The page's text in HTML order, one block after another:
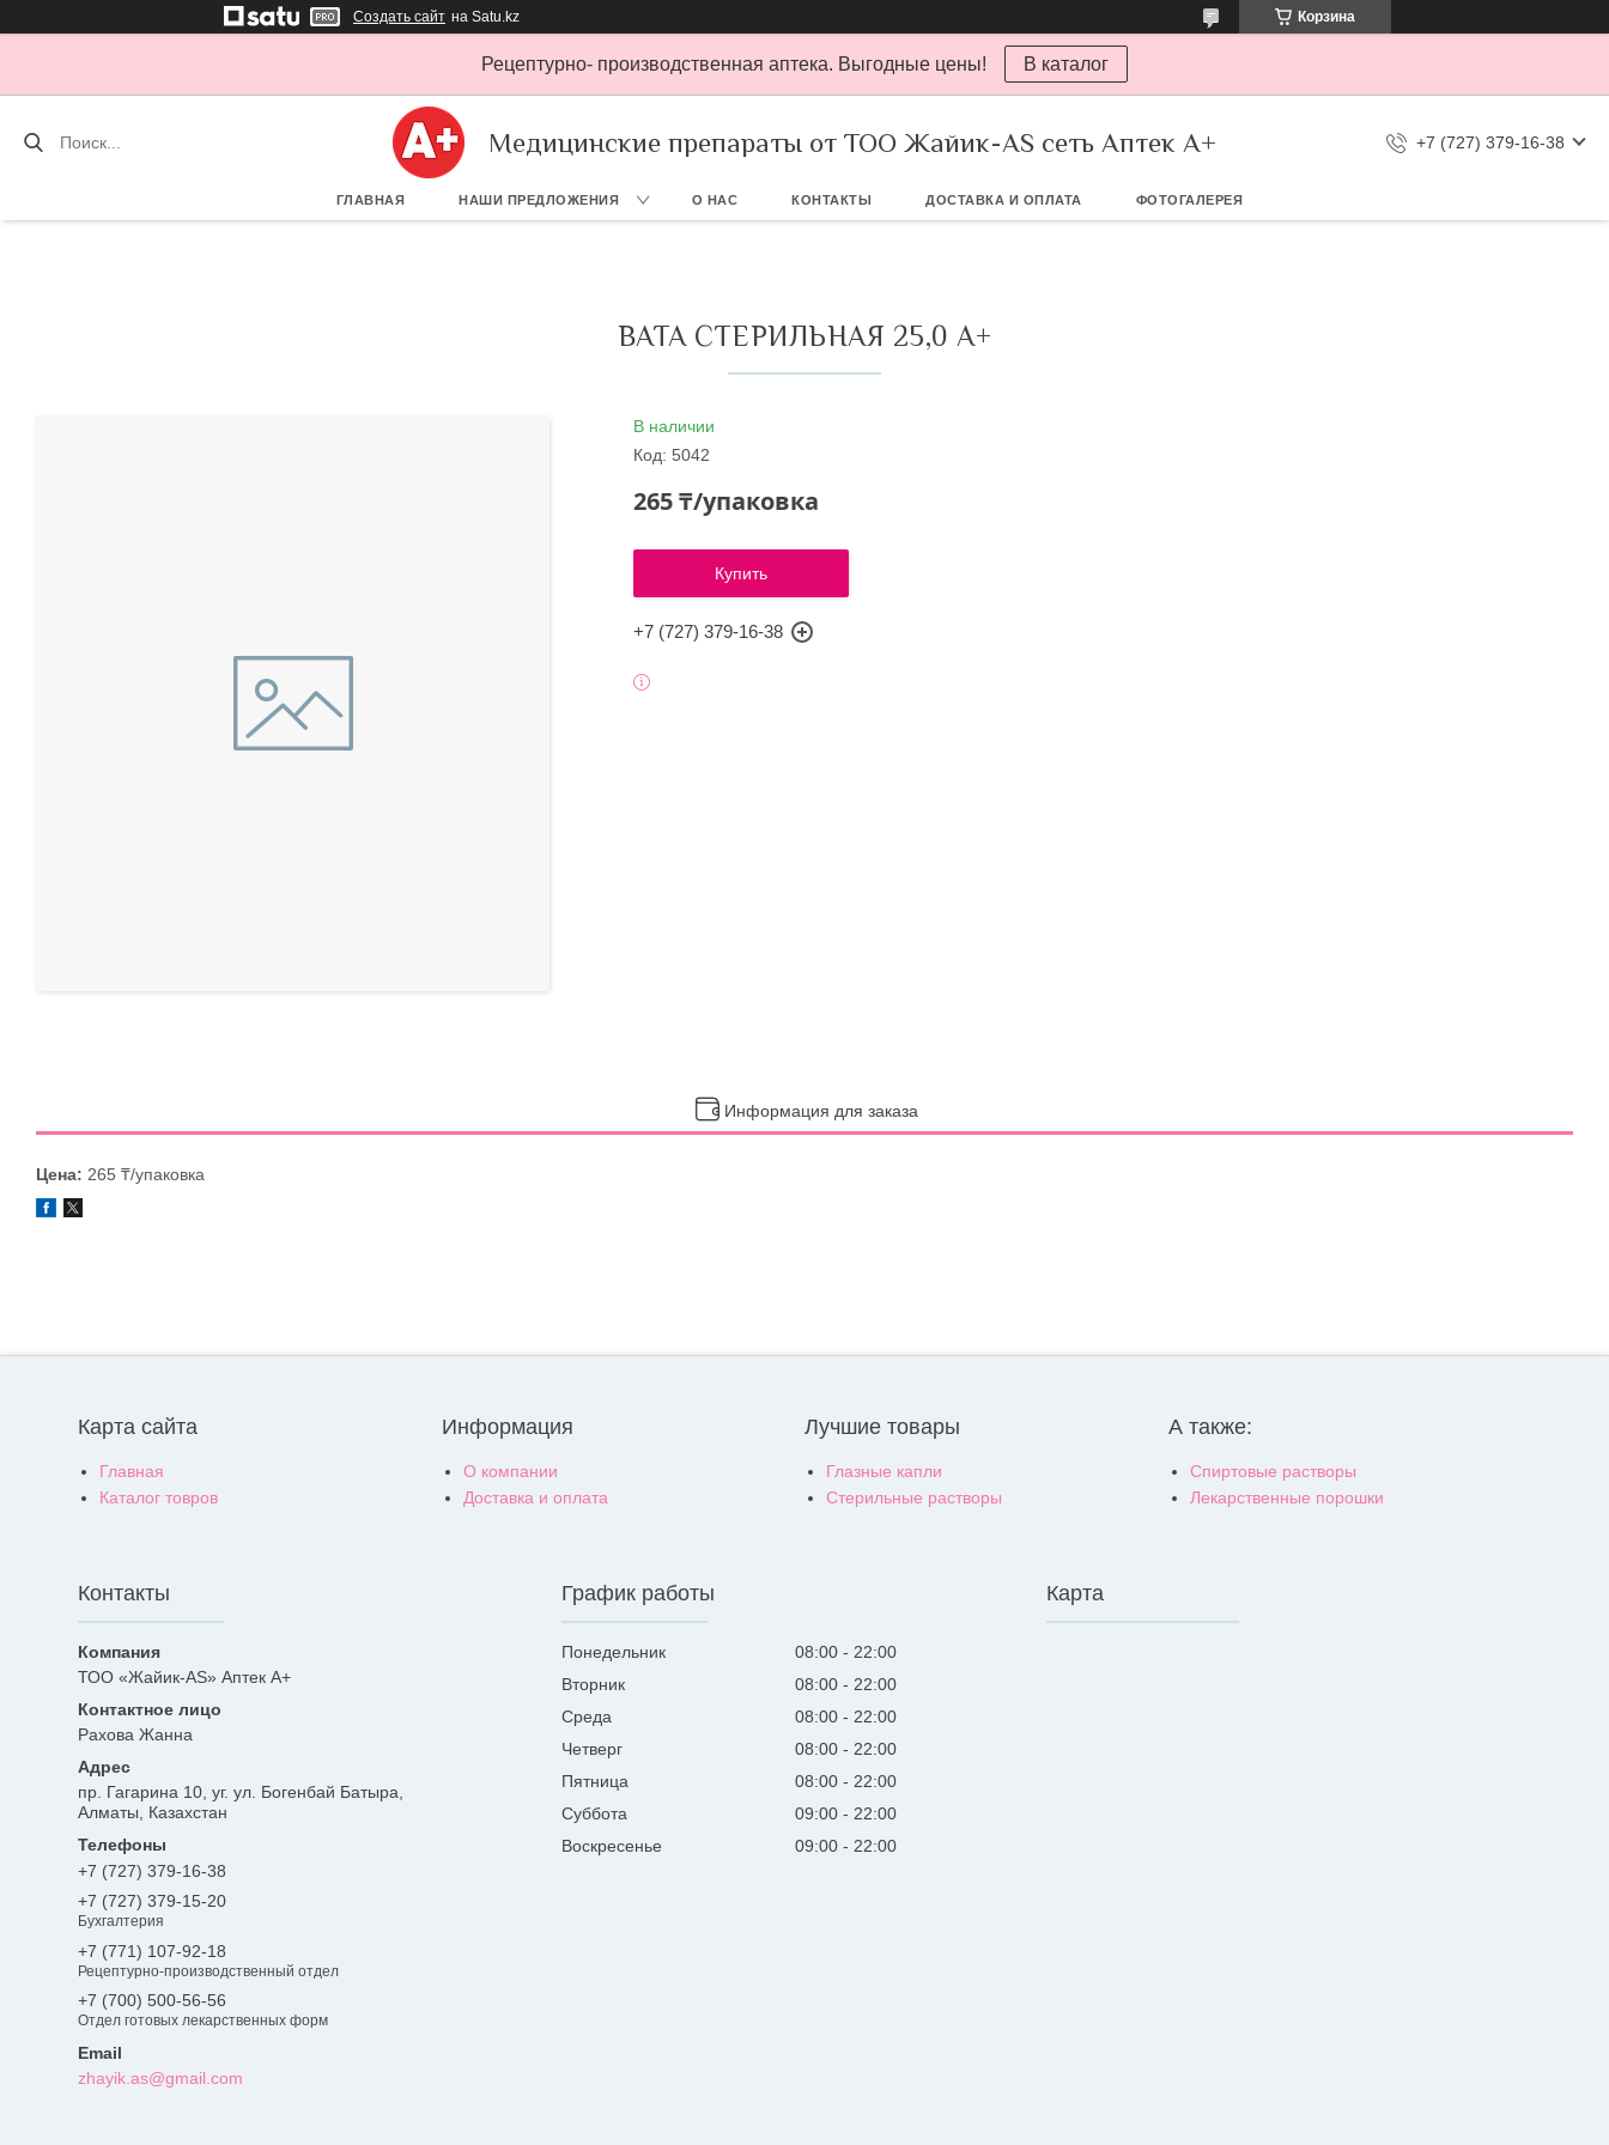
Создать сайт на Satu.kz Корзина
Рецептурно- производственная аптека. Выгодные цены! В каталог
Медицинские препараты от ТОО Жайик-AS сеть Аптек А+ +7 (727) 379-16-38
ГЛАВНАЯ НАШИ ПРЕДЛОЖЕНИЯ О НАС КОНТАКТЫ ДОСТАВКА И ОПЛАТА ФОТОГАЛЕРЕЯ
ВАТА СТЕРИЛЬНАЯ 25,0 А+
В наличии
Код:5042
265 ₸/упаковка
Купить
+7 (727) 379-16-38
Информация для заказа
Цена: 265 ₸/упаковка
Карта сайта
Главная
Каталог товров
Информация
О компании
Доставка и оплата
Лучшие товары
Глазные капли
Стерильные растворы
А также:
Спиртовые растворы
Лекарственные порошки
Контакты
ТОО «Жайик-AS» Аптек А+
Рахова Жанна
пр. Гагарина 10, уг. ул. Богенбай Батыра,
Алматы, Казахстан
+7 (727) 379-16-38
+7 (727) 379-15-20
Бухгалтерия
+7 (771) 107-92-18
Рецептурно-производственный отдел
+7 (700) 500-56-56
Отдел готовых лекарственных форм
zhayik.as@gmail.com
График работы
Понедельник 08:00
22:00
Вторник
08:00
22:00
Среда
08:00
22:00
Четверг
08:00
22:00
Пятница
08:00
22:00
Суббота
09:00
22:00
Воскресенье
09:00 22:00
Карта